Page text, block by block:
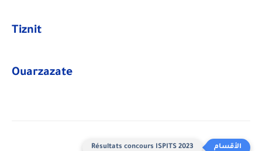
Tiznit
Ouarzazate
Résultats concours ISPITS 2023